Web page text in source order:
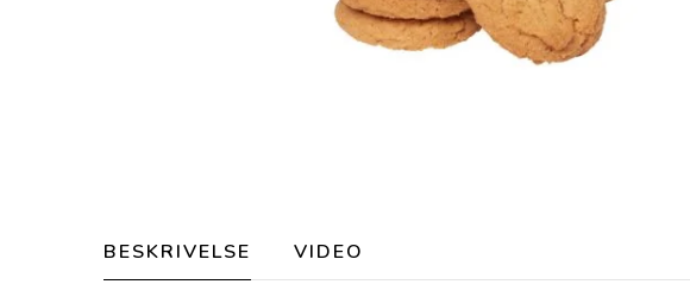
BESKRIVELSE VIDEO